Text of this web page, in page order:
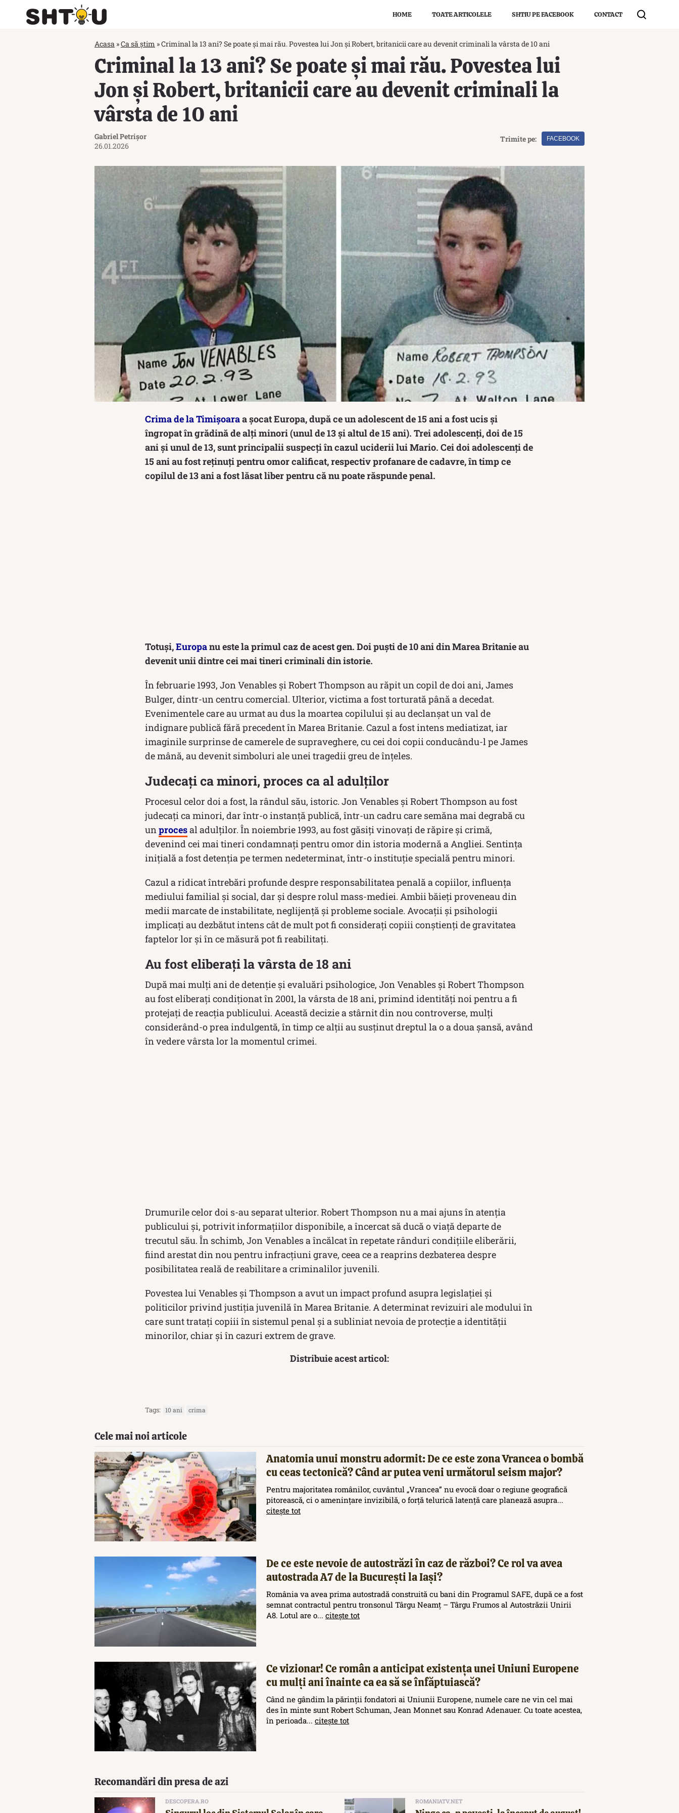
HOME TOATE ARTICOLELE SHTIU PE FACEBOOK CONTACT
Acasa »Ca să știm »Criminal la 13 ani? Se poate și mai rău. Povestea lui Jon și Robert, britanicii care au devenit criminali la vârsta de 10 ani
Criminal la 13 ani? Se poate și mai rău. Povestea lui
Jon și Robert, britanicii care au devenit criminali la
vârsta de 10 ani
Gabriel Petrișor
26.01.2026
Trimite pe: FACEBOOK
Crima de la Timișoaraa șocat Europa, după ce un adolescent de 15 ani a fost ucis și
îngropat în grădină de alți minori (unul de 13 și altul de 15 ani). Trei adolescenți, doi de 15
ani și unul de 13, sunt principalii suspecți în cazul uciderii lui Mario. Cei doi adolescenţi de
15 ani au fost reţinuţi pentru omor calificat, respectiv profanare de cadavre, în timp ce
copilul de 13 ani a fost lăsat liber pentru că nu poate răspunde penal.
Totuși,Europanu este la primul caz de acest gen. Doi puști de 10 ani din Marea Britanie au
devenit unii dintre cei mai tineri criminali din istorie.
În februarie 1993, Jon Venables și Robert Thompson au răpit un copil de doi ani, James
Bulger, dintr-un centru comercial. Ulterior, victima a fost torturată până a decedat.
Evenimentele care au urmat au dus la moartea copilului și au declanșat un val de
indignare publică fără precedent în Marea Britanie. Cazul a fost intens mediatizat, iar
imaginile surprinse de camerele de supraveghere, cu cei doi copii conducându-l pe James
de mână, au devenit simboluri ale unei tragedii greu de înțeles.
Judecați ca minori, proces ca al adulților
Procesul celor doi a fost, la rândul său, istoric. Jon Venables și Robert Thompson au fost
judecați ca minori, dar într-o instanță publică, într-un cadru care semăna mai degrabă cu
unprocesal adulților. În noiembrie 1993, au fost găsiți vinovați de răpire și crimă,
devenind cei mai tineri condamnați pentru omor din istoria modernă a Angliei. Sentința
inițială a fost detenția pe termen nedeterminat, într-o instituție specială pentru minori.
Cazul a ridicat întrebări profunde despre responsabilitatea penală a copiilor, influența
mediului familial și social, dar și despre rolul mass-mediei. Ambii băieți proveneau din
medii marcate de instabilitate, neglijență și probleme sociale. Avocații și psihologii
implicați au dezbătut intens cât de mult pot fi considerați copiii conștienți de gravitatea
faptelor lor și în ce măsură pot fi reabilitați.
Au fost eliberați la vârsta de 18 ani
După mai mulți ani de detenție și evaluări psihologice, Jon Venables și Robert Thompson
au fost eliberați condiționat în 2001, la vârsta de 18 ani, primind identități noi pentru a fi
protejați de reacția publicului. Această decizie a stârnit din nou controverse, mulți
considerând-o prea indulgentă, în timp ce alții au susținut dreptul la o a doua șansă, având
în vedere vârsta lor la momentul crimei.
Drumurile celor doi s-au separat ulterior. Robert Thompson nu a mai ajuns în atenția
publicului și, potrivit informațiilor disponibile, a încercat să ducă o viață departe de
trecutul său. În schimb, Jon Venables a încălcat în repetate rânduri condițiile eliberării,
fiind arestat din nou pentru infracțiuni grave, ceea ce a reaprins dezbaterea despre
posibilitatea reală de reabilitare a criminalilor juvenili.
Povestea lui Venables și Thompson a avut un impact profund asupra legislației și
politicilor privind justiția juvenilă în Marea Britanie. A determinat revizuiri ale modului în
care sunt tratați copiii în sistemul penal și a subliniat nevoia de protecție a identității
minorilor, chiar și în cazuri extrem de grave.
Distribuie acest articol:
Tags: 10 ani crima
Cele mai noi articole
Anatomia unui monstru adormit: De ce este zona Vrancea o bombă
cu ceas tectonică? Când ar putea veni următorul seism major?
Pentru majoritatea românilor, cuvântul „Vrancea” nu evocă doar o regiune geografică
pitorească, ci o amenințare invizibilă, o forță telurică latență care planează asupra...
citește tot
De ce este nevoie de autostrăzi în caz de război? Ce rol va avea
autostrada A7 de la București la Iași?
România va avea prima autostradă construită cu bani din Programul SAFE, după ce a fost
semnat contractul pentru tronsonul Târgu Neamț – Târgu Frumos al Autostrăzii Unirii
A8. Lotul are o... citește tot
Ce vizionar! Ce român a anticipat existența unei Uniuni Europene
cu mulți ani înainte ca ea să se înfăptuiască?
Când ne gândim la părinții fondatori ai Uniunii Europene, numele care ne vin cel mai
des în minte sunt Robert Schuman, Jean Monnet sau Konrad Adenauer. Cu toate acestea,
în perioada... citește tot
Recomandări din presa de azi
DESCOPERA.RO ROMANIATV.NET